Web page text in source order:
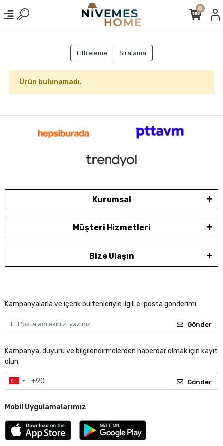
0
Filtreleme Sıralama
Ürün bulunamadı.
Kurumsal
Müşteri Hizmetleri
Bize Ulaşın
Kampanyalarla ve içerik bültenleriyle ilgili e-posta gönderimi
Gönder
Kampanya, duyuru ve bilgilendirmelerden haberdar olmak için kayıt
olun.
Gönder
Mobil Uygulamalarımız